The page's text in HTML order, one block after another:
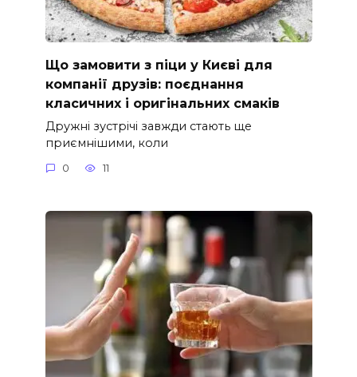
Що замовити з піци у Києві для
компанії друзів: поєднання
класичних і оригінальних смаків
Дружні зустрічі завжди стають ще
приємнішими, коли
0 11